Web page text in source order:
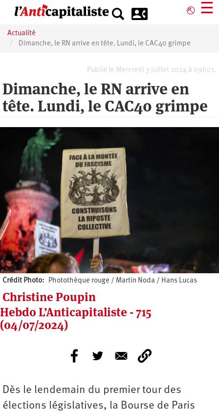
principal
⎋ ☰
Actualité
Dimanche, le RN arrive en tête. Lundi, le CAC40 grimpe
Publié le Mercredi 3 juillet 2024 à 09h01.
Dimanche, le RN arrive en
tête. Lundi, le CAC40 grimpe
Crédit Photo Photothèque rouge / Martin Noda / Hans Lucas
Christine Poupin
Hebdo L’Anticapitaliste - 715
(04/07/2024)
Dès le lendemain du premier tour des
élections législatives, la Bourse de Paris